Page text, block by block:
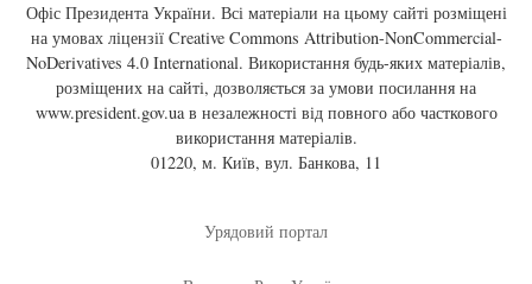
Офіс Президента України. Всі матеріали на цьому сайті розміщені
на умовах ліцензії Creative Commons Attribution-NonCommercial-
NoDerivatives 4.0 International. Використання будь-яких матеріалів,
розміщених на сайті, дозволяється за умови посилання на
www.president.gov.uaв незалежності від повного або часткового
використання матеріалів.
01220, м. Київ, вул. Банкова, 11
Урядовий портал